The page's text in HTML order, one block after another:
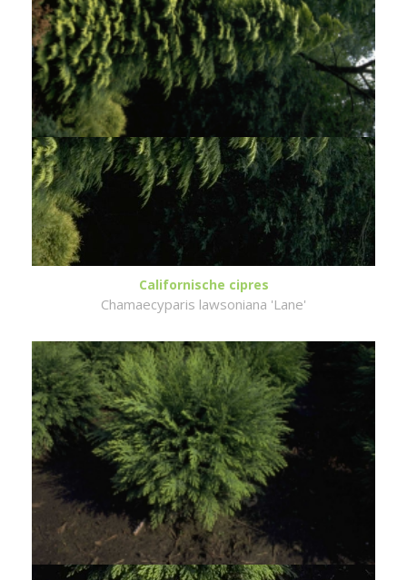
Californische cipres
Chamaecyparis lawsoniana 'Lane'